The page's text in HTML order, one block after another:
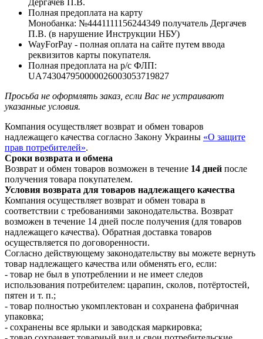
Полная предоплата на карту
Монобанка: №4441111156244349 получатель Дергачев
П.В. (в нарушение Инструкции НБУ)
WayForPay - полная оплата на сайте путем ввода
реквизитов карты покупателя.
Полная предоплата на р/с ФЛП:
UA743047950000026003053719827
Просьба не оформлять заказ, если Вас не устраивают
указанные условия.
Компания осуществляет возврат и обмен товаров
надлежащего качества согласно Закону Украины «О защите
прав потребителей».
Сроки возврата и обмена
Возврат и обмен товаров возможен в течение 14 дней после
получения товара покупателем.
Условия возврата для товаров надлежащего качества
Компания осуществляет возврат и обмен товара в
соответствии с требованиями законодательства. Возврат
возможен в течение 14 дней после получения (для товаров
надлежащего качества). Обратная доставка товаров
осуществляется по договоренности.
Согласно действующему законодательству вы можете вернуть
товар надлежащего качества или обменять его, если:
- товар не был в употреблении и не имеет следов
использования потребителем: царапин, сколов, потёртостей,
пятен и т. п.;
- товар полностью укомплектован и сохранена фабричная
упаковка;
- сохранены все ярлыки и заводская маркировка;